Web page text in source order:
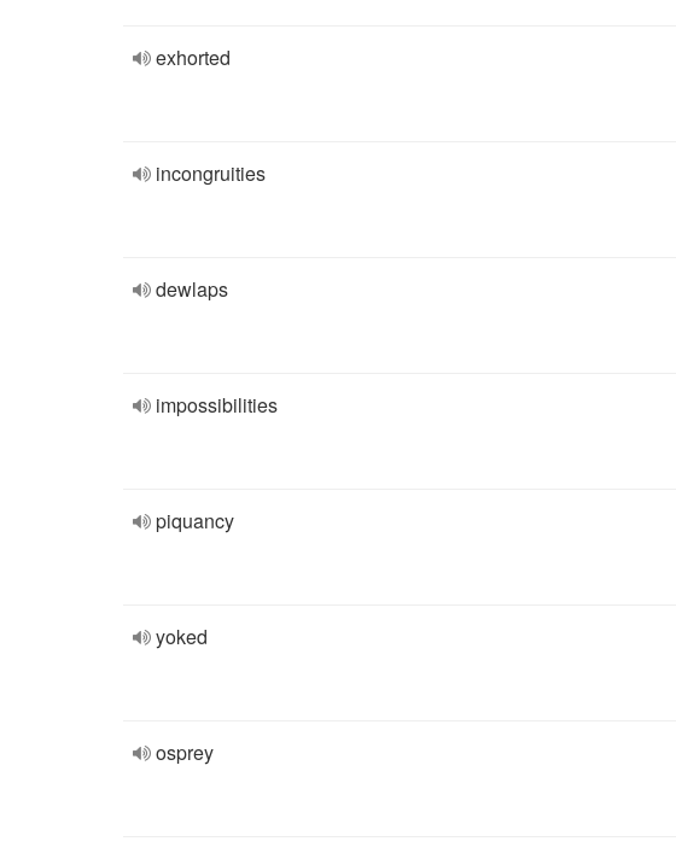
exhorted
incongruities
dewlaps
impossibilities
piquancy
yoked
osprey